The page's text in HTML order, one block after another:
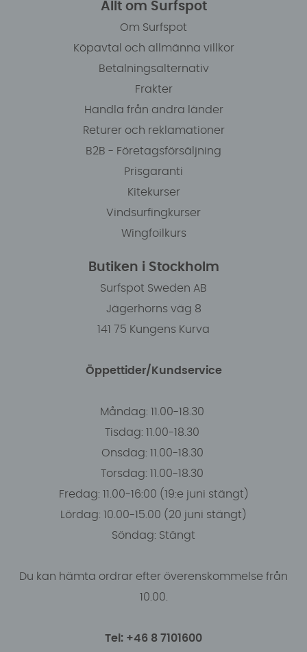
Allt om Surfspot
Om Surfspot
Köpavtal och allmänna villkor
Betalningsalternativ
Frakter
Handla från andra länder
Returer och reklamationer
B2B - Företagsförsäljning
Prisgaranti
Kitekurser
Vindsurfingkurser
Wingfoilkurs
Butiken i Stockholm
Surfspot Sweden AB
Jägerhorns väg 8
141 75 Kungens Kurva
Öppettider/Kundservice
Måndag: 11.00-18.30
Tisdag: 11.00-18.30
Onsdag: 11.00-18.30
Torsdag: 11.00-18.30
Fredag: 11.00-16:00 (19:e juni stängt)
Lördag: 10.00-15.00 (20 juni stängt)
Söndag: Stängt
Du kan hämta ordrar efter överenskommelse från
10.00.
Tel: +46 8 7101600